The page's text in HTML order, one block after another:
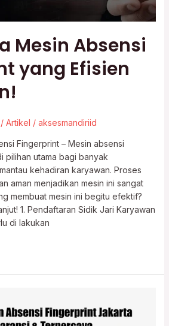
Mesin Absensi
yang Efisien
/ Artikel / aksesmandiriid
Fingerprint – Mesin absensi
pilihan utama bagi banyak
kehadiran karyawan. Proses
aman menjadikan mesin ini sangat
membuat mesin ini begitu efektif?
1. Pendaftaran Sidik Jari Karyawan
di lakukan